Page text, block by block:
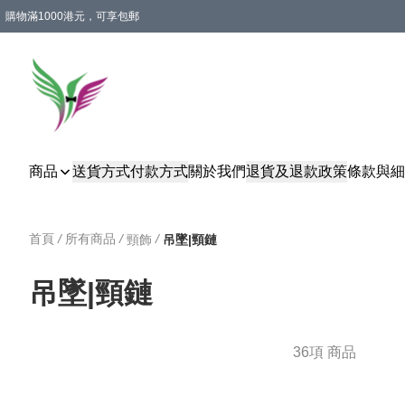
購物滿1000港元，可享包郵
商品 送貨方式付款方式關於我們退貨及退款政策條款與
首頁 / 所有商品 / 頸飾 / 吊墜|頸鏈
吊墜|頸鏈
36項 商品